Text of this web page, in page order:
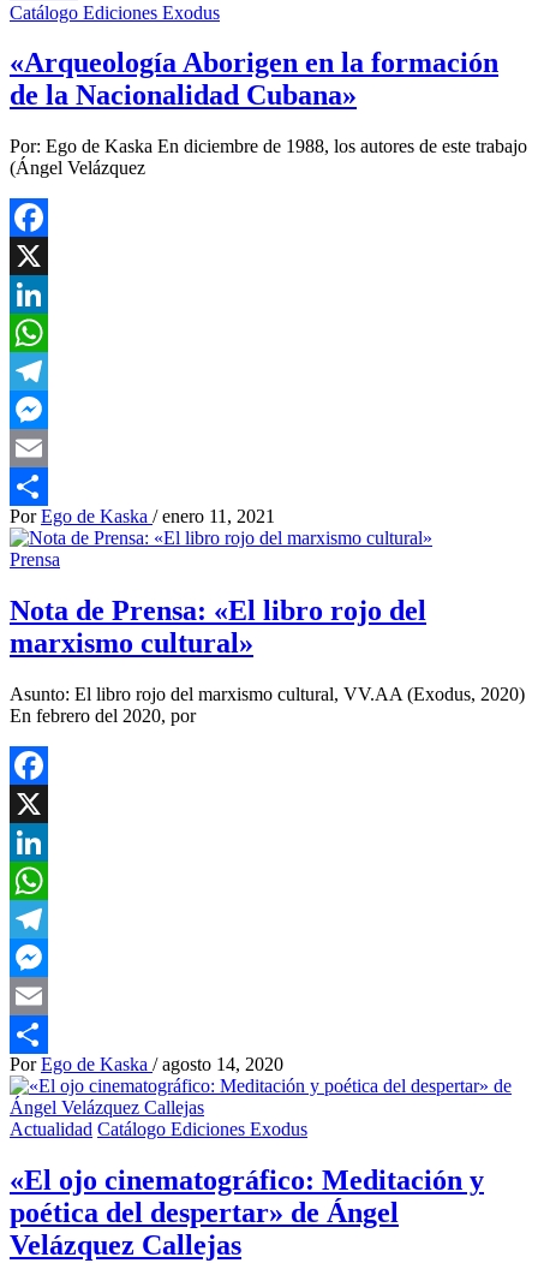
Catálogo Ediciones Exodus
«Arqueología Aborigen en la formación
de la Nacionalidad Cubana»
Por: Ego de Kaska En diciembre de 1988, los autores de este trabajo
(Ángel Velázquez
Facebook
X
LinkedIn
WhatsApp
Telegram
Messenger
Email
Compartir
Por Ego de Kaska / enero 11, 2021
Prensa
Nota de Prensa: «El libro rojo del
marxismo cultural»
Asunto: El libro rojo del marxismo cultural, VV.AA (Exodus, 2020)
En febrero del 2020, por
Facebook
X
LinkedIn
WhatsApp
Telegram
Messenger
Email
Compartir
Por Ego de Kaska / agosto 14, 2020
Actualidad Catálogo Ediciones Exodus
«El ojo cinematográfico: Meditación y
poética del despertar» de Ángel
Velázquez Callejas